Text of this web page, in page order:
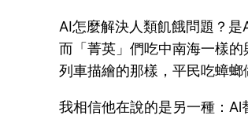
AI怎麼解決人類飢餓問題？
而「菁英」們吃中南海一樣
列車描繪的那樣，平民吃蟑
我相信他在說的是另一種：Al